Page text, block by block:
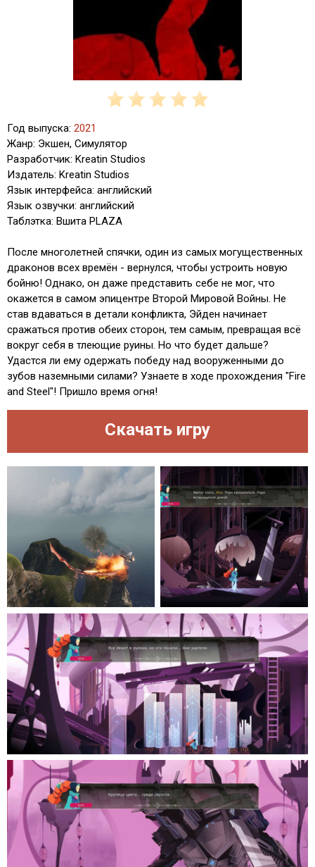
Год выпуска: 2021
Жанр: Экшен, Симулятор
Разработчик: Kreatin Studios
Издатель: Kreatin Studios
Язык интерфейса: английский
Язык озвучки: английский
Таблэтка: Вшита PLAZA
После многолетней спячки, один из самых могущественных
драконов всех времён - вернулся, чтобы устроить новую
бойню! Однако, он даже представить себе не мог, что
окажется в самом эпицентре Второй Мировой Войны. Не
став вдаваться в детали конфликта, Эйден начинает
сражаться против обеих сторон, тем самым, превращая всё
вокруг себя в тлеющие руины. Но что будет дальше?
Удастся ли ему одержать победу над вооруженными до
зубов наземными силами? Узнаете в ходе прохождения "Fire
and Steel"! Пришло время огня!
Скачать игру